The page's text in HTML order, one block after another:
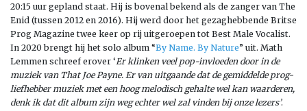
20:15 uur gepland staat. Hij is bovenal bekend als de zanger van The
Enid (tussen 2012 en 2016). Hij werd door het gezaghebbende Britse
Prog Magazine twee keer op rij uitgeroepen tot Best Male Vocalist.
In 2020 brengt hij het solo album “By Name. By Nature” uit. Math
Lemmen schreef erover ‘ Er klinken veel pop-invloeden door in de
muziek van That Joe Payne. Er van uitgaande dat de gemiddelde prog-
liefhebber muziek met een hoog melodisch gehalte wel kan waarderen,
denk ik dat dit album zijn weg echter wel zal vinden bij onze lezers’.